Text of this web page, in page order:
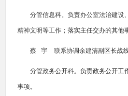
分管信息科。负责办公室法治建设
精神文明等工作；落实主任交办的其他
蔡 宇 联系协调余建清副区长战线
分管政务公开科。负责政务公开工
事项。